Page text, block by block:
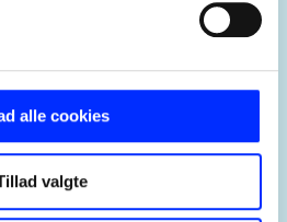
alle cookies
valgte